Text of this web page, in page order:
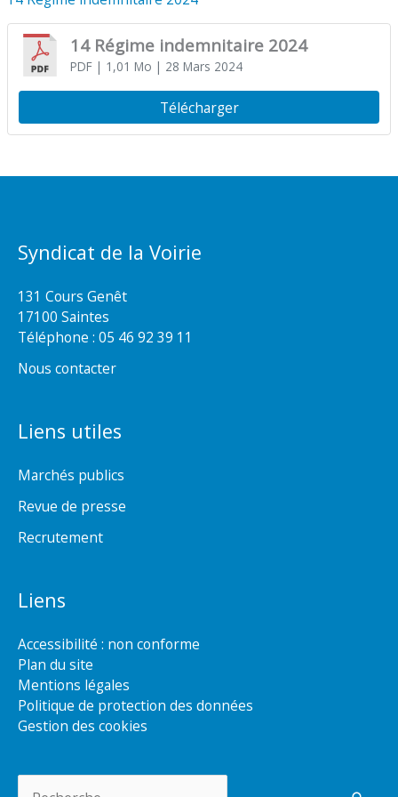
14 Régime indemnitaire 2024
PDF| 1,01 Mo | 28 Mars 2024
Télécharger
Syndicat de la Voirie
131 Cours Genêt
17100 Saintes
Téléphone : 05 46 92 39 11
Nous contacter
Liens utiles
Marchés publics
Revue de presse
Recrutement
Liens
Accessibilité : non conforme
Plan du site
Mentions légales
Politique de protection des données
Gestion des cookies